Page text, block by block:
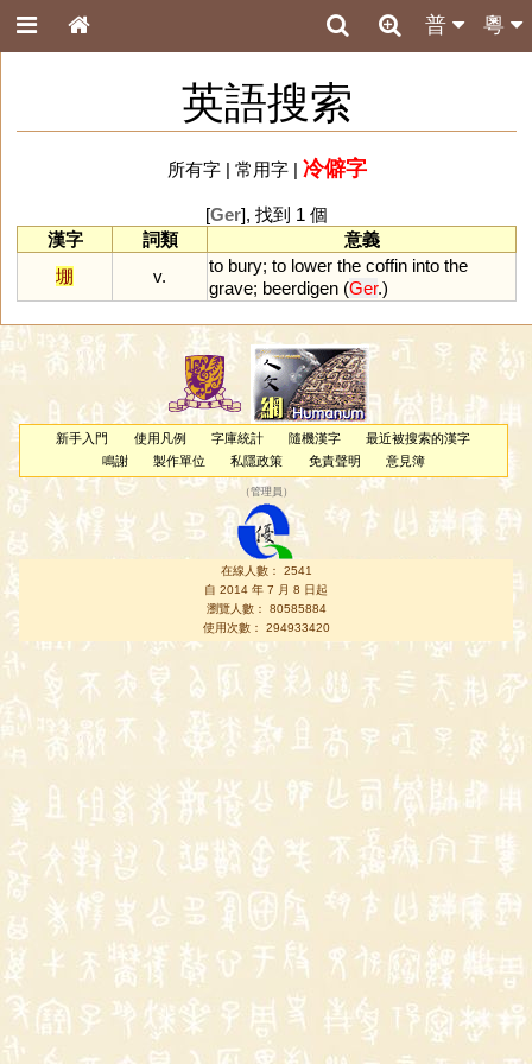
粵
普
英語搜索
所有字| 常用字| 冷僻字
[Ger], 找到 1 個
漢字
詞類
意義
堋
v.
to bury; to lower the coffin into the
grave; beerdigen (Ger.)
新手入門 使用凡例 字庫統計 隨機漢字
最近被搜索的漢字
鳴謝
製作單位 私隱政策 免責聲明 意見簿
（管理員 ）
在線人數： 2541
自 2014 年 7 月 8 日起
瀏覽人數： 80585884
使用次數： 294933420